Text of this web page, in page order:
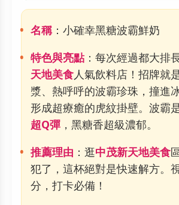
名稱：小確幸黑糖波霸鮮奶
特色與亮點 ：每次經過都大排
天地美食人氣飲料店！招牌就
漿、熱呼呼的波霸珍珠，撞進
形成超療癒的虎紋掛壁。波霸
超Q彈 ，黑糖香超級濃郁。
推薦理由 ：逛中茂新天地美食
犯了，這杯絕對是快速解方。
分，打卡必備！